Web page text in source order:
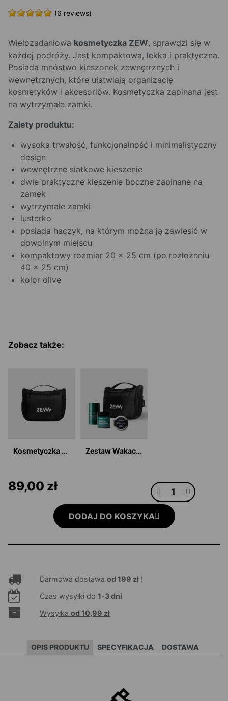
(6 reviews)
Wielozadaniowa kosmetyczka ZEW, sprawdzi się w
każdej podróży. Jest kompaktowa, lekka i praktyczna.
Posiada mnóstwo kieszonek zewnętrznych i
wewnętrznych, które ułatwiają organizację
kosmetyków i akcesoriów. Kosmetyczka zapinana jest
na wytrzymałe zamki.
Zalety produktu:
wysoka trwałość, funkcjonalność i minimalistyczny
design
wewnętrzne siatkowe kieszenie
dwie praktyczne kieszenie boczne zapinane na
zamek
wytrzymałe zamki
lusterko
posiada haczyk, na którym można ją zawiesić w
dowolnym miejscu
kompaktowy rozmiar 20 x 25 cm (po rozłożeniu
40 x 25 cm)
kolor olive
Zobacz także:
Kosmetyczka Czarna Zestaw Wakacyjny Podróżnik
89,00 zł
DODAJ DO KOSZYKA
Darmowa dostawaod 199 zł !
Czas wysyłki do1-3 dni
Wysyłkaod 10,99 zł
OPIS PRODUKTU SPECYFIKACJA DOSTAWA